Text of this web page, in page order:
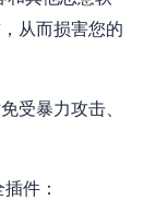
从而损害您的
受暴力攻击、
件：